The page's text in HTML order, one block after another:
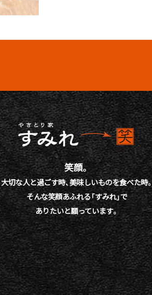
笑顔。
大切な人と過ごす時、美味しいものを食べた時。
そんな笑顔あふれる「すみれ」で
ありたいと願っています。